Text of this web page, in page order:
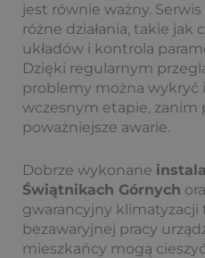
jest równie ważny.
różne działania, takie jak
układów i kontrola
Dzięki regularnym
problemy można wykryć
wczesnym etapie, zanim
poważniejsze awarie.
Dobrze wykonane
Świątnikach Górnych
gwarancyjny klimatyzacji
bezawaryjnej pracy
mieszkańcy mogą